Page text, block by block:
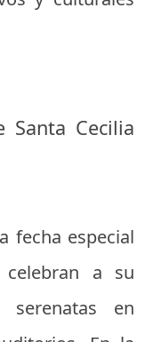
Cecilia
fecha especial
celebran a su
en